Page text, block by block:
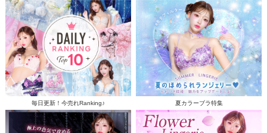
毎日更新！今売れRanking♪ 夏カラーブラ特集